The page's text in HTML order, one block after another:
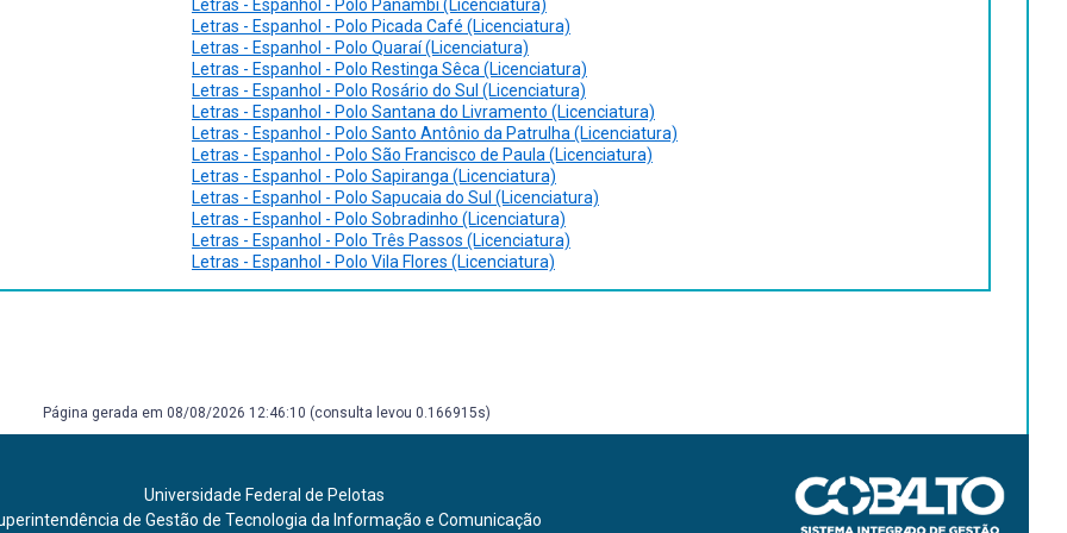
Letras - Espanhol - Polo Panambi (Licenciatura)
Letras - Espanhol - Polo Picada Café (Licenciatura)
Letras - Espanhol - Polo Quaraí (Licenciatura)
Letras - Espanhol - Polo Restinga Sêca (Licenciatura)
Letras - Espanhol - Polo Rosário do Sul (Licenciatura)
Letras - Espanhol - Polo Santana do Livramento (Licenciatura)
Letras - Espanhol - Polo Santo Antônio da Patrulha (Licenciatura)
Letras - Espanhol - Polo São Francisco de Paula (Licenciatura)
Letras - Espanhol - Polo Sapiranga (Licenciatura)
Letras - Espanhol - Polo Sapucaia do Sul (Licenciatura)
Letras - Espanhol - Polo Sobradinho (Licenciatura)
Letras - Espanhol - Polo Três Passos (Licenciatura)
Letras - Espanhol - Polo Vila Flores (Licenciatura)
Página gerada em 08/08/2026 12:46:10 (consulta levou 0.166915s)
Universidade Federal de Pelotas
de Gestão de Tecnologia da Informação e Comunicação